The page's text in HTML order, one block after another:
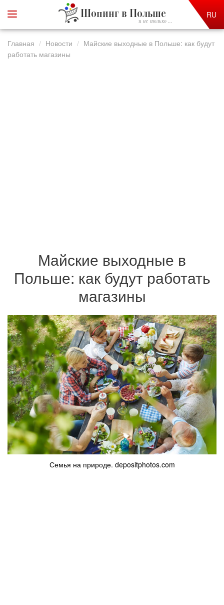
Шопинг в Польше
и не только ...
RU
Главная Новости
Майские выходные в Польше: как будут
работать магазины
Майские выходные в
Польше: как будут работать
магазины
Семья на природе. depositphotos.com